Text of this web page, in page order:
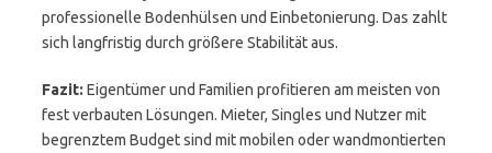
professionelle Bodenhülsen und Einbetonierung. Das zahlt
sich langfristig durch größere Stabilität aus.
Fazit: Eigentümer und Familien profitieren am meisten von
fest verbauten Lösungen. Mieter, Singles und Nutzer mit
begrenztem Budget sind mit mobilen oder wandmontierten